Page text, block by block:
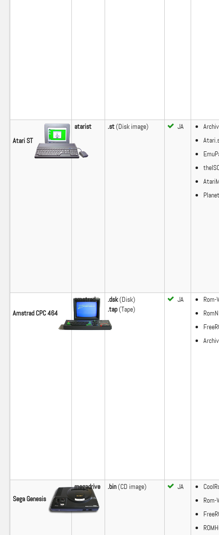
Atari ST
atarist .st(Disk image) JA
Amstrad CPC 464
amstrad .dsk(Disk)
.tap(Tape)
JA
Rom-
Sega Genesis
megadrive .bin(CD image) JA
Rom-